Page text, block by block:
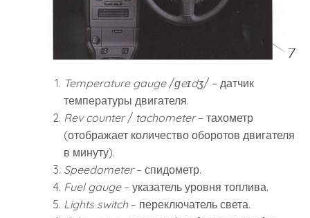
Temperature gauge/ɡeɪdʒ/ – датчик
температуры двигателя.
Rev counter/ tachometer– тахометр
(отображает количество оборотов двигателя
в минуту).
Speedometer– спидометр.
Fuel gauge– указатель уровня топлива.
Lights switch– переключатель света.